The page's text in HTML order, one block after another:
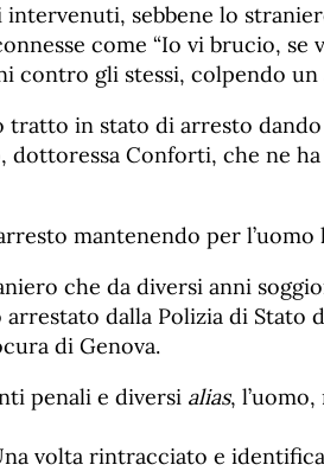
sebbene lo
come “Io vi brucio, se
contro gli stessi, colpendo un
tratto in stato di arresto
Conforti, che ne
mantenendo per
che da diversi anni
dalla Polizia di Stato
di Genova.
penali e diversi alias,
volta rintracciato e